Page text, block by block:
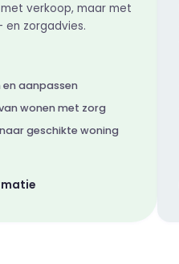
verkoop, maar met
zorgadvies.
en aanpassen
wonen met zorg
geschikte woning